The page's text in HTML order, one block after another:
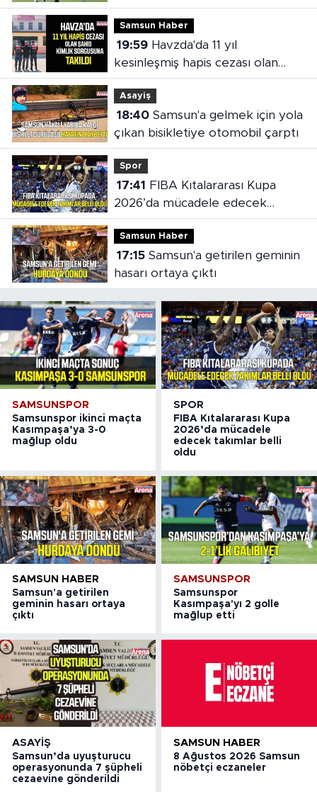
Samsun Haber
19:59Havzda'da 11 yıl
kesinleşmiş hapis cezası olan
şahıs yakalandı
Asayiş
18:40Samsun'a gelmek için yola
çıkan bisikletiye otomobil çarptı
Spor
17:41
2026’da mücadele edecek
takımlar belli oldu
Samsun Haber
17:15Samsun'a getirilen geminin
hasarı ortaya çıktı
SAMSUNSPOR
Samsunspor ikinci maçta
Kasımpaşa’ya 3-0
mağlup oldu
SPOR
FIBA Kıtalararası Kupa
2026’da mücadele
edecek takımlar belli
oldu
SAMSUN HABER
Samsun'a getirilen
geminin hasarı ortaya
çıktı
SAMSUNSPOR
Samsunspor
Kasımpaşa'yı 2 golle
mağlup etti
ASAYIŞ
Samsun’da uyuşturucu
operasyonunda 7 şüpheli
cezaevine gönderildi
SAMSUN HABER
8 Ağustos 2026 Samsun
nöbetçi eczaneler